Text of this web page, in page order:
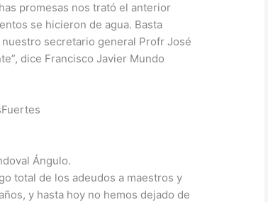
promesas nos trató el anterior
se hicieron de agua. Basta
secretario general Profr José
dice Francisco Javier Mundo
Ángulo.
total de los adeudos a maestros y
y hasta hoy no hemos dejado de